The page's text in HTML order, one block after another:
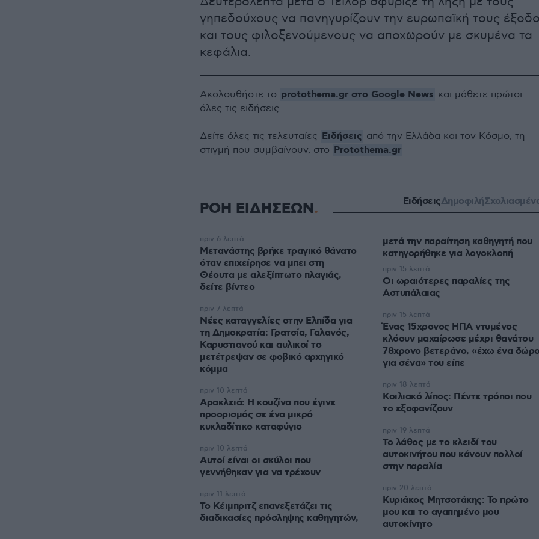
γηπεδούχους να πανηγυρίζουν την ευρωπαϊκή τους
και τους φιλοξενούμενους να αποχωρούν με σκυμένα τα
κεφάλια.
Ακολουθήστε το protothema.gr στο Google News και μάθετε πρώτοι
όλες τις ειδήσεις
Δείτε όλες τις τελευταίες Ειδήσεις από την Ελλάδα και τον Κόσμο, τη
στιγμή που συμβαίνουν, στο Protothema.gr
ΡΟΗ ΕΙΔΗΣΕΩΝ ΕιδήσειςΔημοφιλή
Μετανάστης βρήκε τραγικό θάνατο
όταν επιχείρησε να μπει στη
Θέουτα με αλεξίπτωτο πλαγιάς,
δείτε βίντεο
πριν 6 λεπτά
Νέες καταγγελίες στην Ελπίδα για
τη Δημοκρατία: Γρατσία, Γαλανός,
Καρυστιανού και αυλικοί το
μετέτρεψαν σε φοβικό αρχηγικό
κόμμα
πριν 7 λεπτά
Αρακλειά: Η κουζίνα που έγινε
προορισμός σε ένα μικρό
κυκλαδίτικο καταφύγιο
πριν 10 λεπτά
Αυτοί είναι οι σκύλοι που
γεννήθηκαν για να τρέχουν
πριν 10 λεπτά
Το Κέιμπριτζ επανεξετάζει τις
διαδικασίες πρόσληψης καθηγητών,
μετά την παραίτηση καθηγητή που
κατηγορήθηκε για λογοκλοπή
πριν 11 λεπτά
Οι ωραιότερες παραλίες της
Αστυπάλαιας
πριν 15 λεπτά
Ένας 15χρονος ΗΠΑ ντυμένος
κλόουν μαχαίρωσε μέχρι θανάτου
78χρονο βετεράνο, «έχω ένα
για σένα» του είπε
πριν 15 λεπτά
Κοιλιακό λίπος: Πέντε τρόποι που
το εξαφανίζουν
πριν 18 λεπτά
Το λάθος με το κλειδί του
αυτοκινήτου που κάνουν πολλοί
στην παραλία
πριν 19 λεπτά
Κυριάκος Μητσοτάκης: Το πρώτο
μου και το αγαπημένο μου
αυτοκίνητο
πριν 20 λεπτά